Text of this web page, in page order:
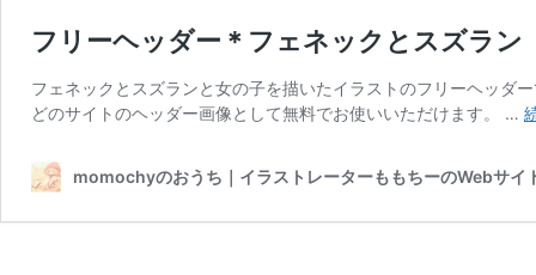
フリーヘッダー＊フェネックとスズラン
フェネックとスズランと女の子を描いたイラストのフリーヘッ
どのサイトのヘッダー画像として無料でお使いいただけます。 …
momochyのおうち｜イラストレーターももちーのWebサイ